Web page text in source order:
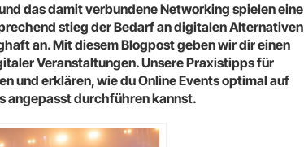
das damit verbundene Networking spielen eine
stieg der Bedarf an digitalen Alternativen
an. Mit diesem Blogpost geben wir dir einen
Veranstaltungen. Unsere Praxistipps für
und erklären, wie du Online Events optimal auf
angepasst durchführen kannst.